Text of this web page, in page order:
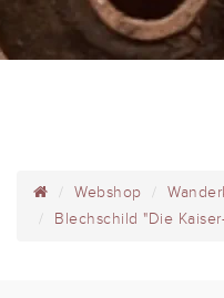
Webshop
Blechschild "Die